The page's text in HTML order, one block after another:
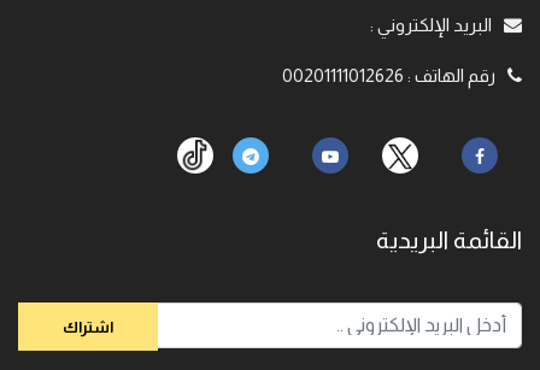
البريد الإلكتروني :
رقم الهاتف :
00201111012626
القائمة البريدية